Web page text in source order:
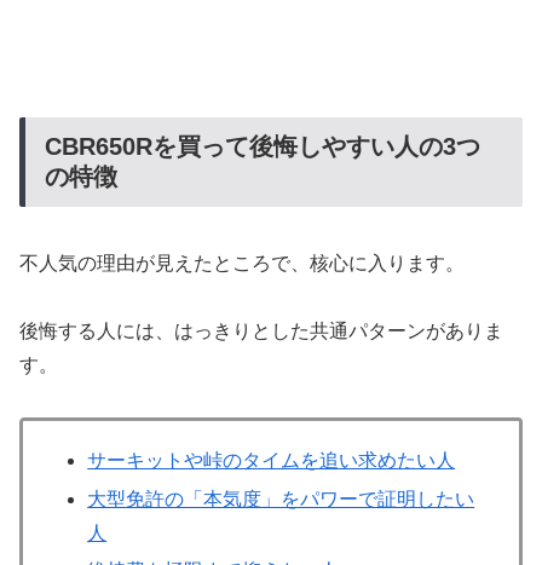
CBR650Rを買って後悔しやすい人の3つ
の特徴
不人気の理由が見えたところで、核心に入ります。
後悔する人には、はっきりとした共通パターンがありま
す。
サーキットや峠のタイムを追い求めたい人
大型免許の「本気度」をパワーで証明したい
人